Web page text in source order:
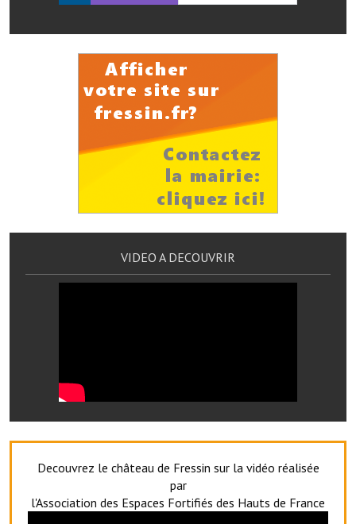
Services publics intercommunaux
Affaires scolaires, CCAS
Services publics communaux
Terrains et maisons à vendre
Etablissements scolaires
Commerçants, artisans
VIDEO A DECOUVRIR
Decouvrez le château de Fressin sur la vidéo réalisée
par
l'Association des Espaces Fortifiés des Hauts de France